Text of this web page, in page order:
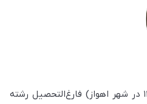
نسیم مرعشی (متولد سال ۱۳۶۲ در شهر اهواز) فارغ‌التحصیل رشته